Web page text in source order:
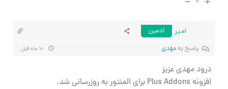
امیر
ادمین
پاسخ بهمهدی
درود مهدی عزیز
افزونه Plus Addons برای المنتور به روزرسانی شد.